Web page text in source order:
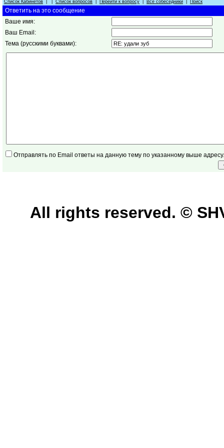
Список Кабинетов Список вопросов Перейти к вопросу Все собеседники Поиск
Ответить на это сообщение
Ваше имя:
Ваш Email:
Тема (русскими буквами):
Отправлять по Email ответы на данную тему по указанному выше адресу.
All rights reserved. ©